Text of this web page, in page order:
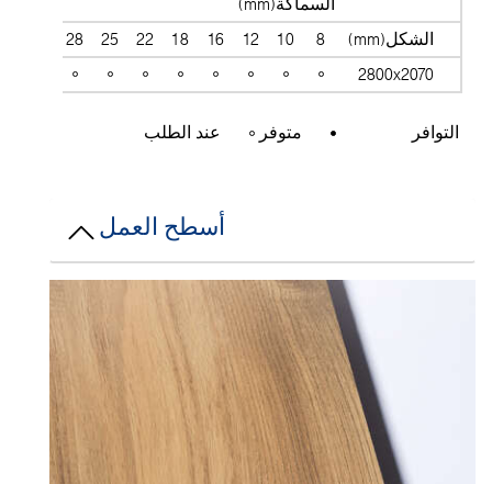
الشكل(mm)
8
10
12
16
18
22
25
28
30
2800x2070
التوافر متوفر عند الطلب
أسطح العمل